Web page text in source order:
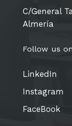
C/General
Almería
Follow us on
LinkedIn
Instagram
FaceBook